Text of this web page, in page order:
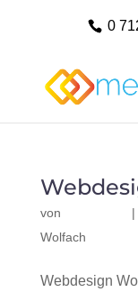
0
von |
Wolfach
Webdesign